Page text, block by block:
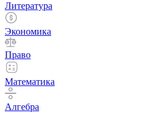
Литература
Экономика
Право
Математика
Алгебра